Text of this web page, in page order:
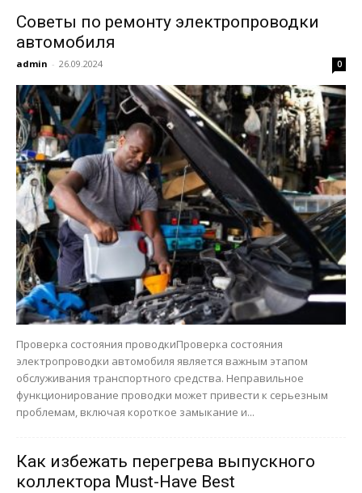
Советы по ремонту электропроводки
автомобиля
admin - 26.09.2024 0
Проверка состояния проводкиПроверка состояния
электропроводки автомобиля является важным этапом
обслуживания транспортного средства. Неправильное
функционирование проводки может привести к серьезным
проблемам, включая короткое замыкание и...
Как избежать перегрева выпускного
коллектора Must-Have Best